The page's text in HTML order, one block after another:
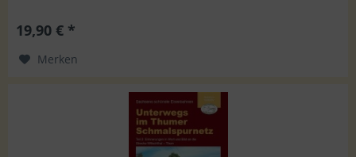
19,90 € *
Merken